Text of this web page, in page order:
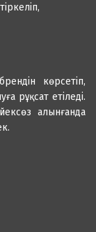
көрсетіп,
рұқсат етіледі.
алынғанда